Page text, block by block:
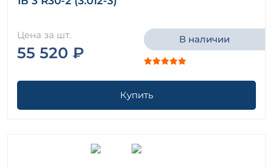
Цена за шт.
55 520 ₽
В наличии
Купить